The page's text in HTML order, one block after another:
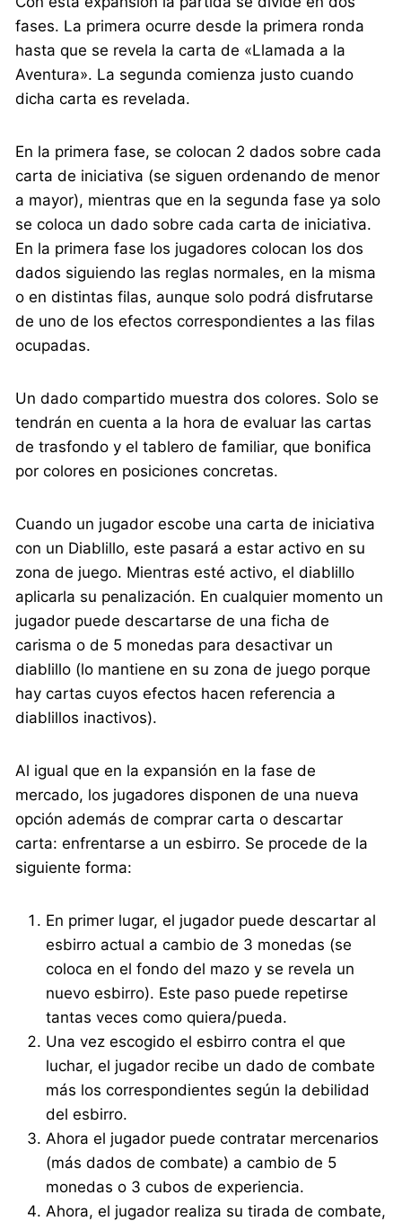
fases. La primera ocurre desde la primera ronda
hasta que se revela la carta de «Llamada a la
Aventura». La segunda comienza justo cuando
dicha carta es revelada.
En la primera fase, se colocan 2 dados sobre cada
carta de iniciativa (se siguen ordenando de menor
a mayor), mientras que en la segunda fase ya solo
se coloca un dado sobre cada carta de iniciativa.
En la primera fase los jugadores colocan los dos
dados siguiendo las reglas normales, en la misma
o en distintas filas, aunque solo podrá disfrutarse
de uno de los efectos correspondientes a las filas
ocupadas.
Un dado compartido muestra dos colores. Solo se
tendrán en cuenta a la hora de evaluar las cartas
de trasfondo y el tablero de familiar, que bonifica
por colores en posiciones concretas.
Cuando un jugador escobe una carta de iniciativa
con un Diablillo, este pasará a estar activo en su
zona de juego. Mientras esté activo, el diablillo
aplicarla su penalización. En cualquier momento un
jugador puede descartarse de una ficha de
carisma o de 5 monedas para desactivar un
diablillo (lo mantiene en su zona de juego porque
hay cartas cuyos efectos hacen referencia a
diablillos inactivos).
Al igual que en la expansión en la fase de
mercado, los jugadores disponen de una nueva
opción además de comprar carta o descartar
carta: enfrentarse a un esbirro. Se procede de la
siguiente forma:
En primer lugar, el jugador puede descartar al
esbirro actual a cambio de 3 monedas (se
coloca en el fondo del mazo y se revela un
nuevo esbirro). Este paso puede repetirse
tantas veces como quiera/pueda.
Una vez escogido el esbirro contra el que
luchar, el jugador recibe un dado de combate
más los correspondientes según la debilidad
del esbirro.
Ahora el jugador puede contratar mercenarios
(más dados de combate) a cambio de 5
monedas o 3 cubos de experiencia.
Ahora, el jugador realiza su tirada de combate,